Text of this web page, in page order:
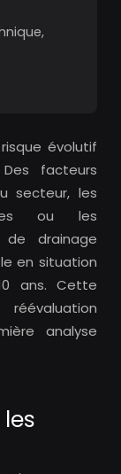
évolutif
facteurs
secteur, les
ou les
drainage
en situation
ans. Cette
analyse